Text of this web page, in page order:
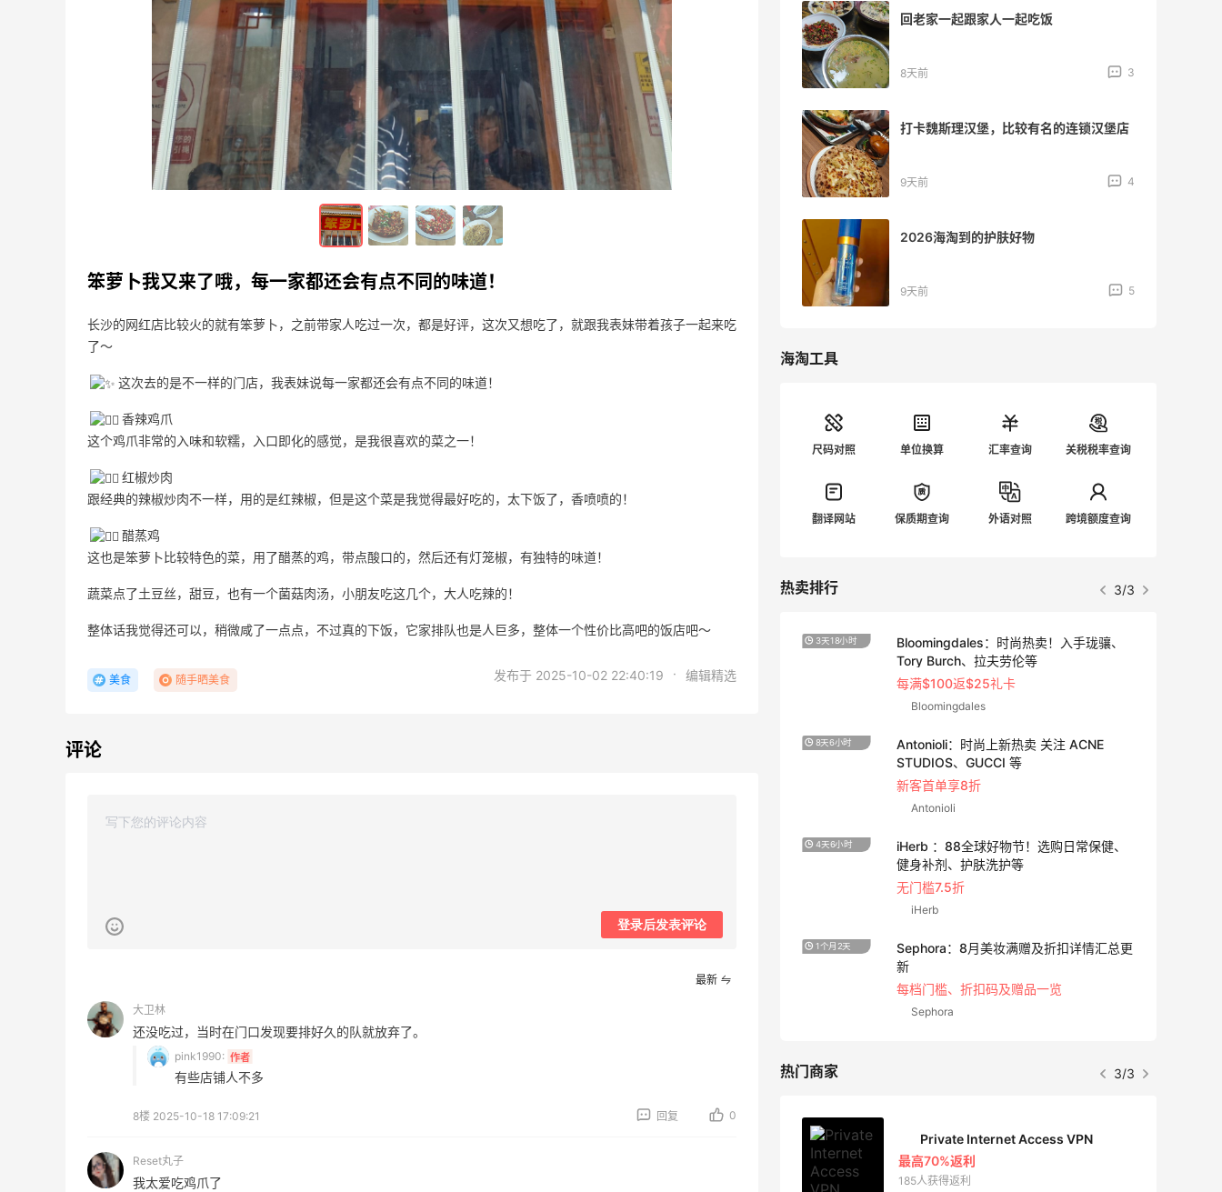
笨萝卜我又来了哦，每一家都还会有点不同的味道！
长沙的网红店比较火的就有笨萝卜，之前带家人吃过一次，都是好评，这次又想吃了，就跟我表妹带着孩子一起来吃
了～
这次去的是不一样的门店，我表妹说每一家都还会有点不同的味道！
香辣鸡爪
这个鸡爪非常的入味和软糯，入口即化的感觉，是我很喜欢的菜之一！
红椒炒肉
跟经典的辣椒炒肉不一样，用的是红辣椒，但是这个菜是我觉得最好吃的，太下饭了，香喷喷的！
醋蒸鸡
这也是笨萝卜比较特色的菜，用了醋蒸的鸡，带点酸口的，然后还有灯笼椒，有独特的味道！
蔬菜点了土豆丝，甜豆，也有一个菌菇肉汤，小朋友吃这几个，大人吃辣的！
整体话我觉得还可以，稍微咸了一点点，不过真的下饭，它家排队也是人巨多，整体一个性价比高吧的饭店吧～
美食 随手晒美食 发布于 2025-10-02 22:40:19 · 编辑精选
评论
登录后发表评论
最新
大卫林
还没吃过，当时在门口发现要排好久的队就放弃了。
pink1990: 作者
有些店铺人不多
8楼 2025-10-18 17:09:21 回复 0
Reset丸子
我太爱吃鸡爪了
吃个牛肉火锅吧！再吃个冰淇淋，巴适得
3天前 3
买一点清仓的炼金之路，法国高端的沙龙
品牌
4天前 3
买一点好吃的 晚上有时候真的很容易冲动
5天前 2
回老家一起跟家人一起吃饭
8天前
打卡魏斯理汉堡，比较有名的连锁汉堡店
9天前
Revive回春面膜剁手！价格比较好
12天前 5
买一个好用的保湿精华吧！codage的保
12天前 5
好价买了初语的牛仔裤！淘宝走55海淘还
12天前 5
海淘工具
尺码对照 单位换算 汇率查询 关税税率查询
翻译网站 保质期查询 外语对照 跨境额度查询
热卖排行 1/3
18小时
低至2折 千鸟格连衣裙$95
4天6小时
Mytheresa
3天18小时
每满$100返$25礼卡
4天6小时
adidas HK：精选正价产品促销！入球
衣、金属银跆拳道鞋等
2件8折 叠加满HK$1800-100
adidas HK
10天6小时
Eraldo：折扣区服饰鞋包清仓 选购巴黎世
家、Toteme、西太后等
低至5折
Eraldo
3天6小时
Diesel Europe：折扣区上新热卖！入手包
袋、服饰、鞋履等
低至5折
Diesel Europe
18小时
Maje US：限时闪促！入手明星同款服饰
精选低至2折
热门商家 1/3
4%返利
62人获得返利
Mac Duggal
最高2%返利
6008人成功下单